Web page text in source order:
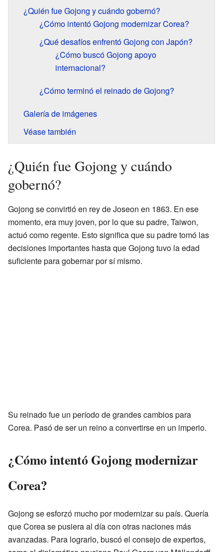
¿Quién fue Gojong y cuándo gobernó?
¿Cómo intentó Gojong modernizar Corea?
¿Qué desafíos enfrentó Gojong con Japón?
¿Cómo buscó Gojong apoyo
internacional?
¿Cómo terminó el reinado de Gojong?
Galería de imágenes
Véase también
¿Quién fue Gojong y cuándo
gobernó?
Gojong se convirtió en rey de Joseon en 1863. En ese
momento, era muy joven, por lo que su padre, Taiwon,
actuó como regente. Esto significa que su padre tomó las
decisiones importantes hasta que Gojong tuvo la edad
suficiente para gobernar por sí mismo.
Su reinado fue un período de grandes cambios para
Corea. Pasó de ser un reino a convertirse en un imperio.
¿Cómo intentó Gojong modernizar
Corea?
Gojong se esforzó mucho por modernizar su país. Quería
que Corea se pusiera al día con otras naciones más
avanzadas. Para lograrlo, buscó el consejo de expertos,